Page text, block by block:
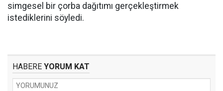
simgesel bir çorba dağıtımı gerçekleştirmek
istediklerini söyledi.
HABERE YORUM KAT